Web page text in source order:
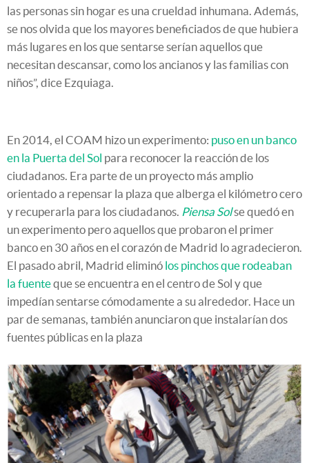
las personas sin hogar es una crueldad inhumana. Además,
se nos olvida que los mayores beneficiados de que hubiera
más lugares en los que sentarse serían aquellos que
necesitan descansar, como los ancianos y las familias con
niños”, dice Ezquiaga.
En 2014, el COAM hizo un experimento: puso en un banco
en la Puerta del Sol para reconocer la reacción de los
ciudadanos. Era parte de un proyecto más amplio
orientado a repensar la plaza que alberga el kilómetro cero
y recuperarla para los ciudadanos. Piensa Solse quedó en
un experimento pero aquellos que probaron el primer
banco en 30 años en el corazón de Madrid lo agradecieron.
El pasado abril, Madrid eliminó los pinchos que rodeaban
la fuenteque se encuentra en el centro de Sol y que
impedían sentarse cómodamente a su alrededor. Hace un
par de semanas, también anunciaron que instalarían dos
fuentes públicas en la plaza